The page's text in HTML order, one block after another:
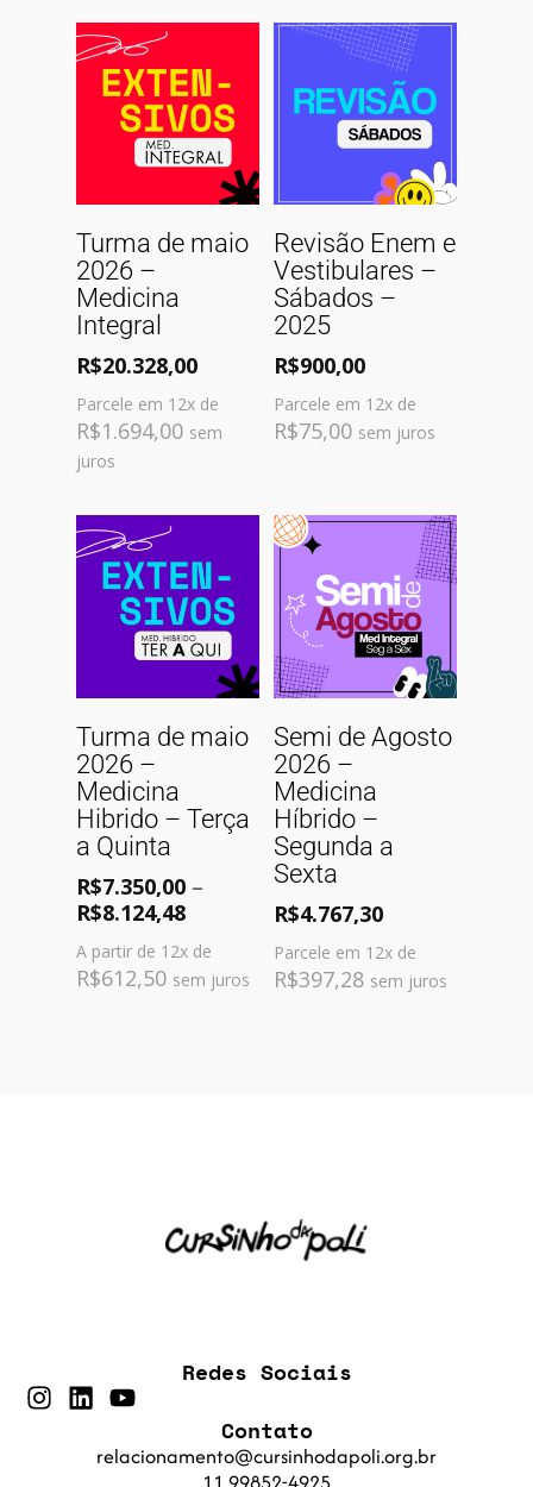
Comprar
Turma de maio
2026 –
Medicina
Integral
R$20.328,00
Parcele em 12x de
R$1.694,00 sem
juros
Comprar
Revisão Enem e
Vestibulares –
Sábados –
2025
R$900,00
Parcele em 12x de
R$75,00 sem juros
Comprar
Turma de maio
2026 –
Medicina
Hibrido – Terça
a Quinta
R$7.350,00 –
R$8.124,48
A partir de 12x de
R$612,50 sem juros
Comprar
Semi de Agosto
2026 –
Medicina
Híbrido –
Segunda a
Sexta
R$4.767,30
Parcele em 12x de
R$397,28 sem juros
Contato
relacionamento@cursinhodapoli.org.br
Redes Sociais